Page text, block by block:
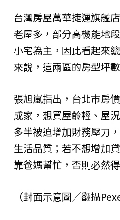
台灣房屋萬華捷運旗艦
老屋多，部分高機能地
小宅為主，因此看起來
來說，這兩區的房型坪
張旭嵐指出，台北市房
成家，想買屋齡輕、屋
多半被迫增加財務壓力
生活品質；若不想增加
靠爸媽幫忙，否則必然
（封面示意圖／翻攝